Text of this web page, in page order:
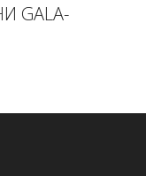
GALA-